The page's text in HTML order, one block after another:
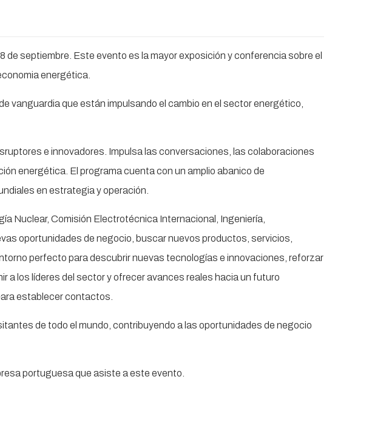
septiembre. Este evento es la mayor exposición y conferencia sobre el
energética.
vanguardia que están impulsando el cambio en el sector energético,
e innovadores. Impulsa las conversaciones, las colaboraciones
energética. El programa cuenta con un amplio abanico de
en estrategia y operación.
Nuclear, Comisión Electrotécnica Internacional, Ingeniería,
oportunidades de negocio, buscar nuevos productos, servicios,
perfecto para descubrir nuevas tecnologías e innovaciones, reforzar
a los líderes del sector y ofrecer avances reales hacia un futuro
establecer contactos.
de todo el mundo, contribuyendo a las oportunidades de negocio
portuguesa que asiste a este evento.